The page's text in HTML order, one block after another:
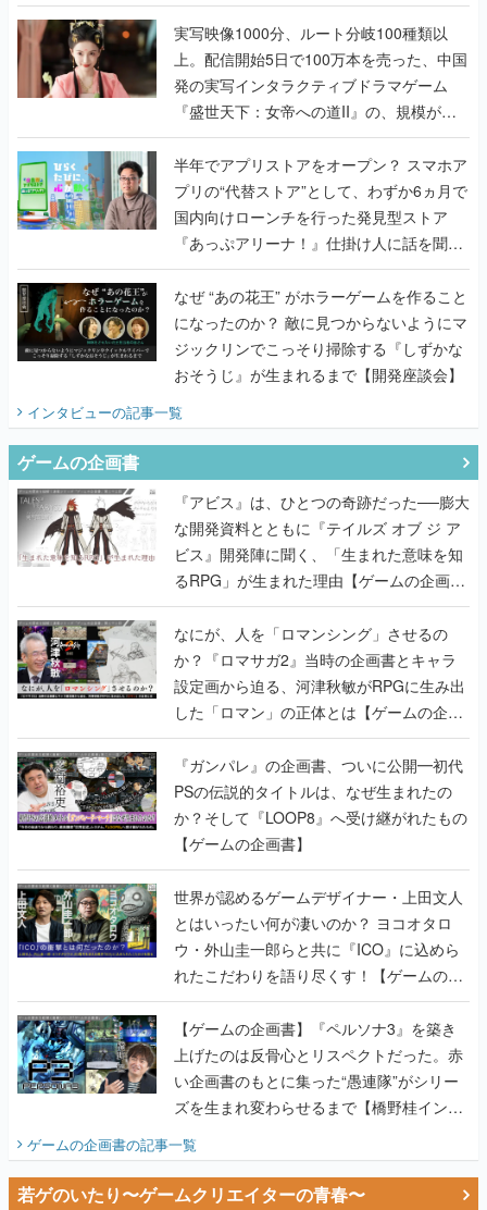
『TATSUJIN EXTREME』で初タッグを組
んだレジェンド2人に訊く開発秘話
実写映像1000分、ルート分岐100種類以
上。配信開始5日で100万本を売った、中国
発の実写インタラクティブドラマゲーム
『盛世天下：女帝への道II』の、規模が違
うこだわりをプロデューサーに聞いた
半年でアプリストアをオープン？ スマホア
プリの“代替ストア”として、わずか6ヵ月で
国内向けローンチを行った発見型ストア
『あっぷアリーナ！』仕掛け人に話を聞い
てみた
なぜ “あの花王” がホラーゲームを作ること
になったのか？ 敵に見つからないようにマ
ジックリンでこっそり掃除する『しずかな
おそうじ』が生まれるまで【開発座談会】
インタビューの記事一覧
ゲームの企画書
『アビス』は、ひとつの奇跡だった──膨大
な開発資料とともに『テイルズ オブ ジ ア
ビス』開発陣に聞く、「生まれた意味を知
るRPG」が生まれた理由【ゲームの企画
書】
なにが、人を「ロマンシング」させるの
か？『ロマサガ2』当時の企画書とキャラ
設定画から迫る、河津秋敏がRPGに生み出
した「ロマン」の正体とは【ゲームの企画
書】
『ガンパレ』の企画書、ついに公開━初代
PSの伝説的タイトルは、なぜ生まれたの
か？そして『LOOP8』へ受け継がれたもの
【ゲームの企画書】
世界が認めるゲームデザイナー・上田文人
とはいったい何が凄いのか？ ヨコオタロ
ウ・外山圭一郎らと共に『ICO』に込めら
れたこだわりを語り尽くす！【ゲームの企
画書】
【ゲームの企画書】『ペルソナ3』を築き
上げたのは反骨心とリスペクトだった。赤
い企画書のもとに集った“愚連隊”がシリー
ズを生まれ変わらせるまで【橋野桂インタ
ビュー】
ゲームの企画書の記事一覧
若ゲのいたり〜ゲームクリエイターの青春〜